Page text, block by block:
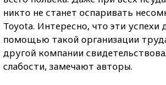
никто не станет оспаривать
Toyota. Интересно, что эти успехи
помощью такой организации
другой компании
слабости, замечают авторы.